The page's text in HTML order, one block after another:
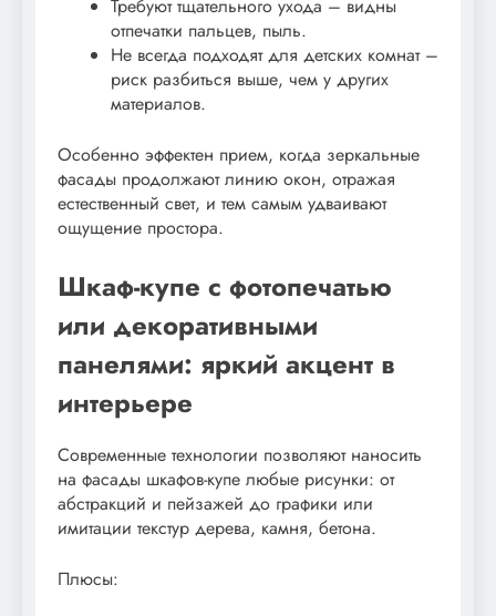
Требуют тщательного ухода – видны
отпечатки пальцев, пыль.
Не всегда подходят для детских комнат –
риск разбиться выше, чем у других
материалов.
Особенно эффектен прием, когда зеркальные
фасады продолжают линию окон, отражая
естественный свет, и тем самым удваивают
ощущение простора.
Шкаф-купе с фотопечатью
или декоративными
панелями: яркий акцент в
интерьере
Современные технологии позволяют наносить
на фасады шкафов-купе любые рисунки: от
абстракций и пейзажей до графики или
имитации текстур дерева, камня, бетона.
Плюсы: